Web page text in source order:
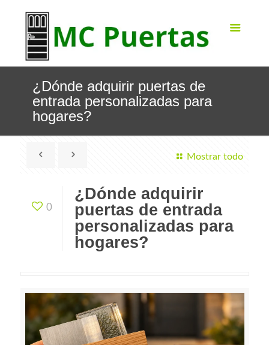
¿Dónde adquirir puertas de
entrada personalizadas para
hogares?
Mostrar todo
0
¿Dónde adquirir
puertas de entrada
personalizadas para
hogares?